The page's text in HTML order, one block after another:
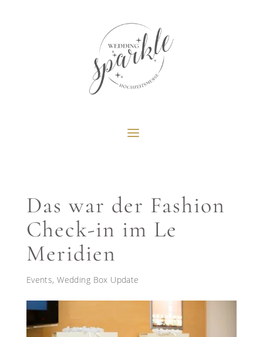
Das war der Fashion
Check-in im Le
Meridien
Events,Wedding Box Update